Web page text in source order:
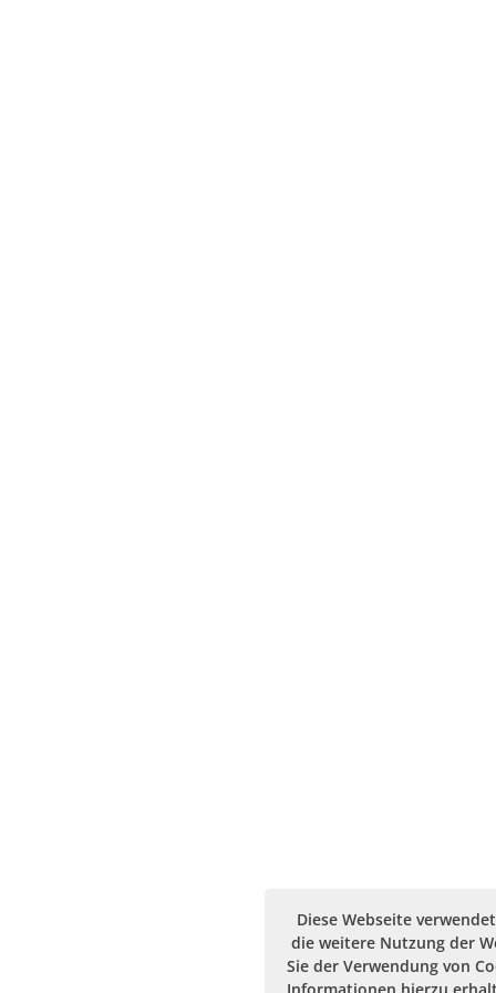
Diese Webseite
die weitere Nutzung der
Sie der Verwendung von